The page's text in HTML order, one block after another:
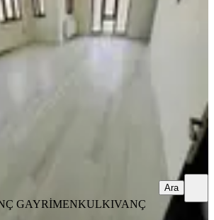
·175 m²· 6. Kat 06.08.2026
₺
GAYRİMENKULKIVANÇ
Ara